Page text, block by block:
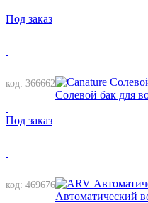
Под заказ
код: 366662
Солевой бак для
Под заказ
код: 469676
Автоматический